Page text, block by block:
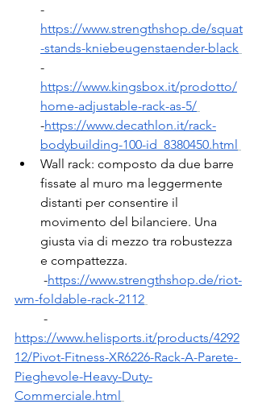
-
https://www.strengthshop.de/squat
-stands-kniebeugenstaender-black
-
https://www.kingsbox.it/prodotto/
home-adjustable-rack-as-5/
-https://www.decathlon.it/rack-
bodybuilding-100-id_8380450.html
Wall rack: composto da due barre
fissate al muro ma leggermente
distanti per consentire il
movimento del bilanciere. Una
giusta via di mezzo tra robustezza
e compattezza.
         -
https://www.strengthshop.de/riot-
wm-foldable-rack-2112
         -
https://www.helisports.it/products/4292
12/Pivot-Fitness-XR6226-Rack-A-Parete-
Pieghevole-Heavy-Duty-
Commerciale.html